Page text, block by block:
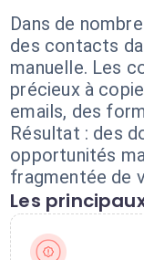
Dans de
des contacts
manuelle. Les
précieux à
emails, des
Résultat : des
opportunités
fragmentée de
Les